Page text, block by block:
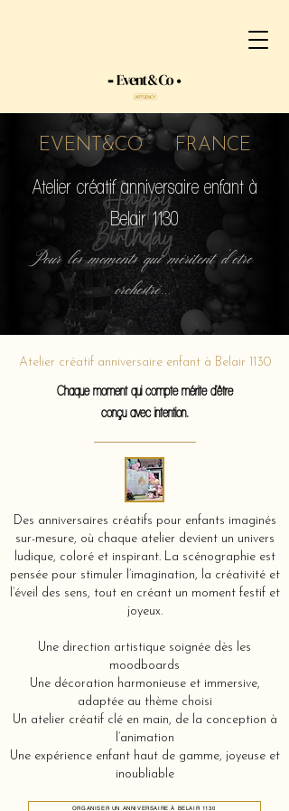
EVENT&CO FRANCE
Atelier créatif anniversaire enfant à
Belair 1130
Pour les moments qui méritent d'etre
orchestré...
Atelier créatif anniversaire enfant à Belair 1130
Chaque moment qui compte mérite d'être
conçu avec intention.
Des anniversaires créatifs pour enfants imaginés
sur-mesure, où chaque atelier devient un univers
ludique, coloré et inspirant. La scénographie est
pensée pour stimuler l’imagination, la créativité et
l’éveil des sens, tout en créant un moment festif et
joyeux.
Une direction artistique soignée dès les
moodboards
Une décoration harmonieuse et immersive,
adaptée au thème choisi
Un atelier créatif clé en main, de la conception à
l’animation
Une expérience enfant haut de gamme, joyeuse et
inoubliable
ORGANISER UN ANNIVERSAIRE À BELAIR 1130